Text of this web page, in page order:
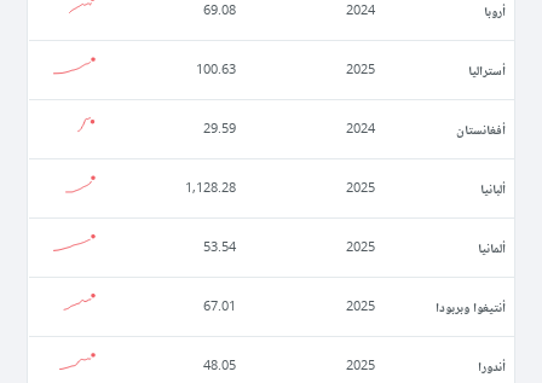
أروبا 2024
69.08
أستراليا 2025
100.63
أفغانستان 2024
29.59
ألبانيا 2025
1,128.28
ألمانيا 2025
53.54
أنتيغوا وبربودا 2025
67.01
أندورا 2025
48.05